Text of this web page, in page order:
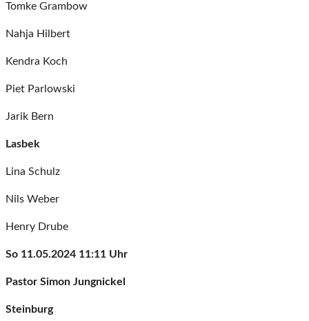
Tomke Grambow
Nahja Hilbert
Kendra Koch
Piet Parlowski
Jarik Bern
Lasbek
Lina Schulz
Nils Weber
Henry Drube
So 11.05.2024 11:11 Uhr
Pastor Simon Jungnickel
Steinburg